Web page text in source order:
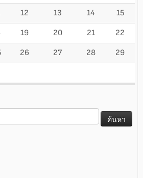
12 13 14 15
19 20 21 22
26 27 28 29